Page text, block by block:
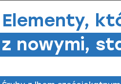
tego produktu
(Kliknij aby zamówić)
Elementy,
z nowymi,